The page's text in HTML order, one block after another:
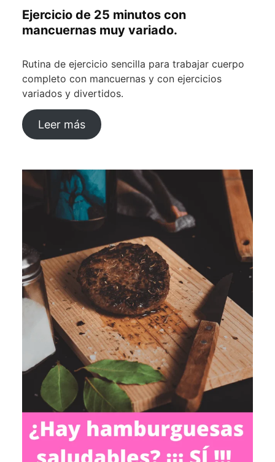
Ejercicio de 25 minutos con
mancuernas muy variado.
Rutina de ejercicio sencilla para trabajar cuerpo
completo con mancuernas y con ejercicios
variados y divertidos.
Leer más